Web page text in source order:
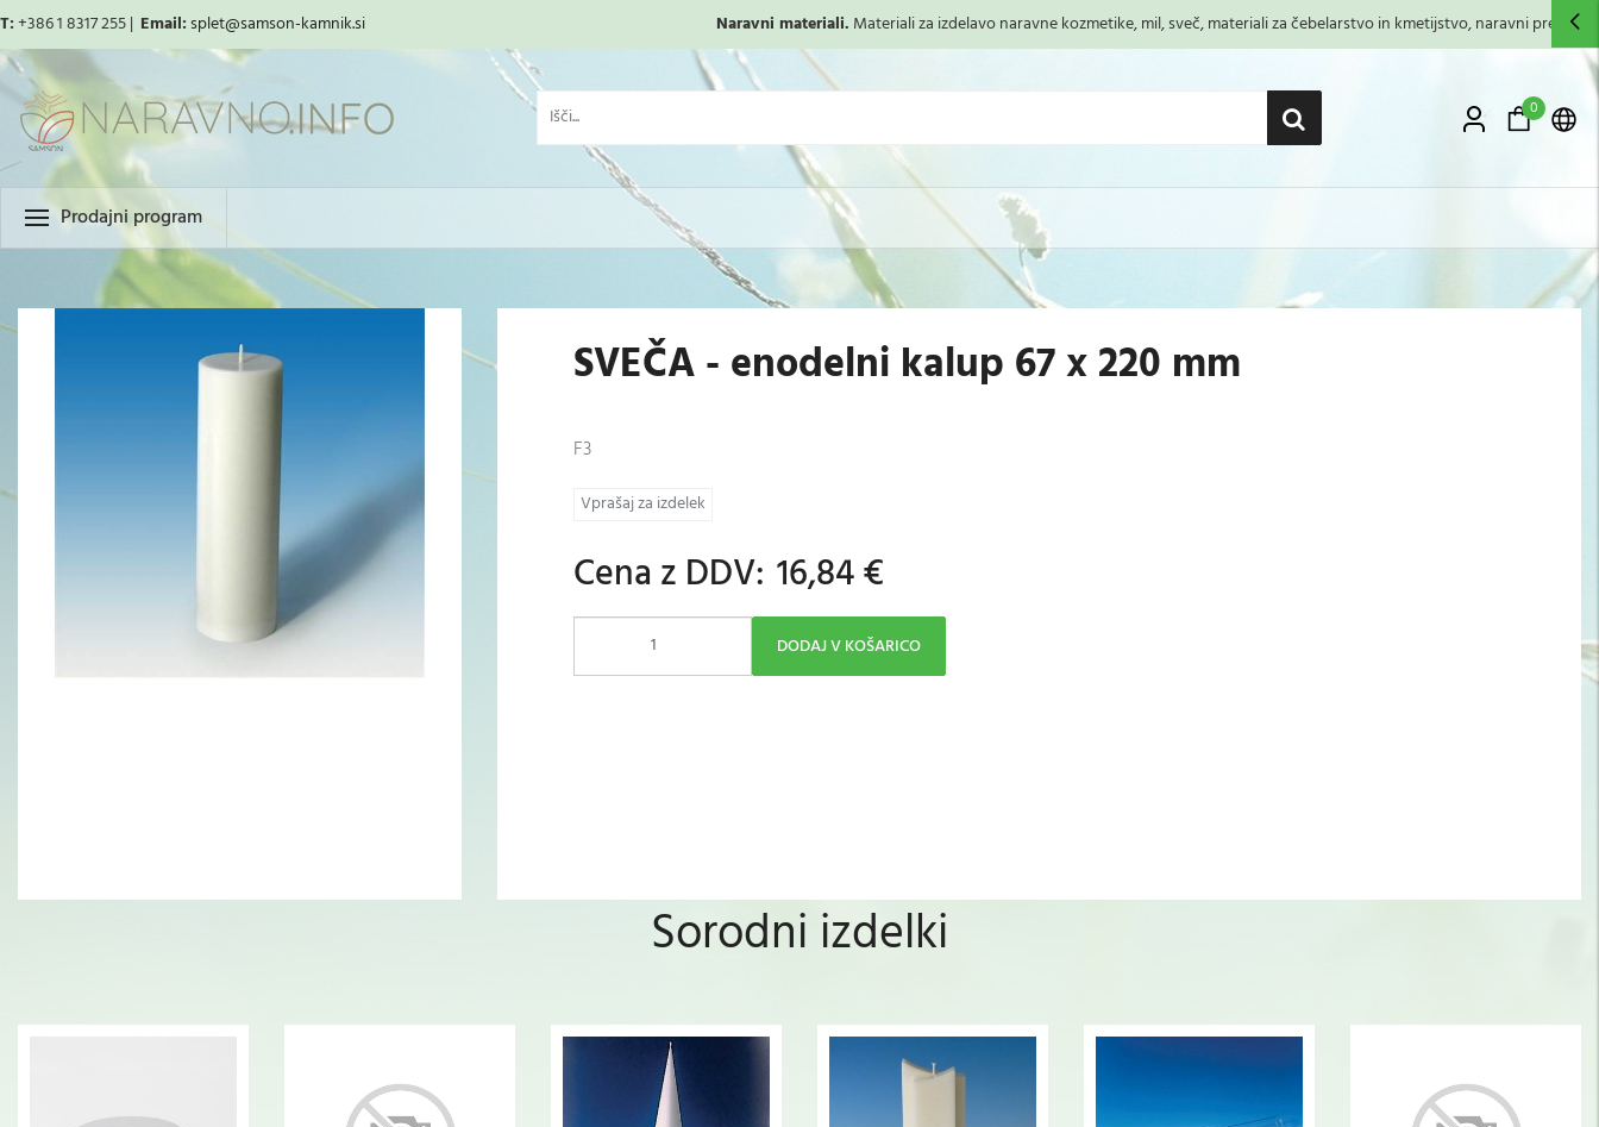
T:+386 1 8317 255 | Email:splet@samson-kamnik.si Naravni materiali. Materiali za izdelavo naravne kozmetike, mil, sveč, materiali za čebelarstvo in kmetijstvo, naravni premazi,...
0
Prodajni program
SVEČA - enodelni kalup 67 x 220 mm
F3
Vprašaj za izdelek
Cena z DDV: 16,84 €
DODAJ V KOŠARICO
Sorodni izdelki